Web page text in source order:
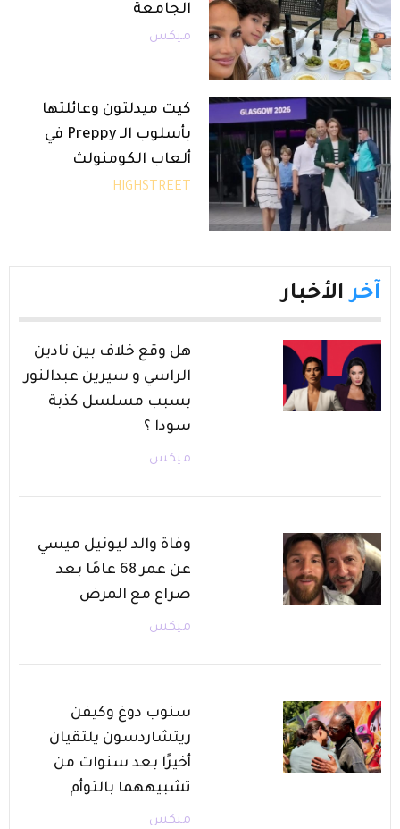
الجامعة
ميكس
كيت ميدلتون وعائلتها
بأسلوب الـ Preppy في
ألعاب الكومنولث
HIGHSTREET
آخر الأخبار
هل وقع خلاف بين نادين
الراسي و سيرين عبدالنور
بسبب مسلسل كذبة
سودا ؟
ميكس
وفاة والد ليونيل ميسي
عن عمر 68 عامًا بعد
صراع مع المرض
ميكس
سنوب دوغ وكيفن
ريتشاردسون يلتقيان
أخيرًا بعد سنوات من
تشبيههما بالتوأم
ميكس